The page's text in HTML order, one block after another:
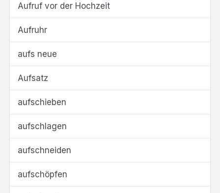
Aufruf vor der Hochzeit
Aufruhr
aufs neue
Aufsatz
aufschieben
aufschlagen
aufschneiden
aufschöpfen